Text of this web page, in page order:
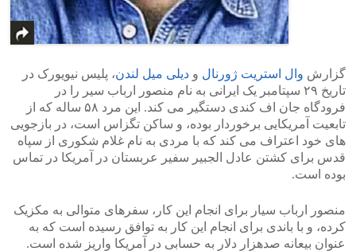
گزارش وال استریت ژورنال و دیلی میل لندن، پلیس نیویورک در
تاریخ ۲۹ سپتامبر یک ایرانی به نام منصور ارباب سیر را در
فرودگاه جان اف کندی دستگیر می کند. این مرد ۵۸ ساله که از
تابعیت آمریکایی برخوردار بوده، و ساکن تگزاس است، در بازجویی
های خود اعتراف می کند که با مردی به نام غلام شکوری از سپاه
قدس برای کشتن عادل الجبیر سفیر عربستان در آمریکا در تماس
بوده است.
منصور ارباب سیار برای انجام این کار، سفرهای متوالی به مکزیک
کرده، و با باندی برای انجام این کار به توافق رسیده است که به
عنوان بیعانه صدهزار دلار به حسابی در آمریکا واریز شده است.